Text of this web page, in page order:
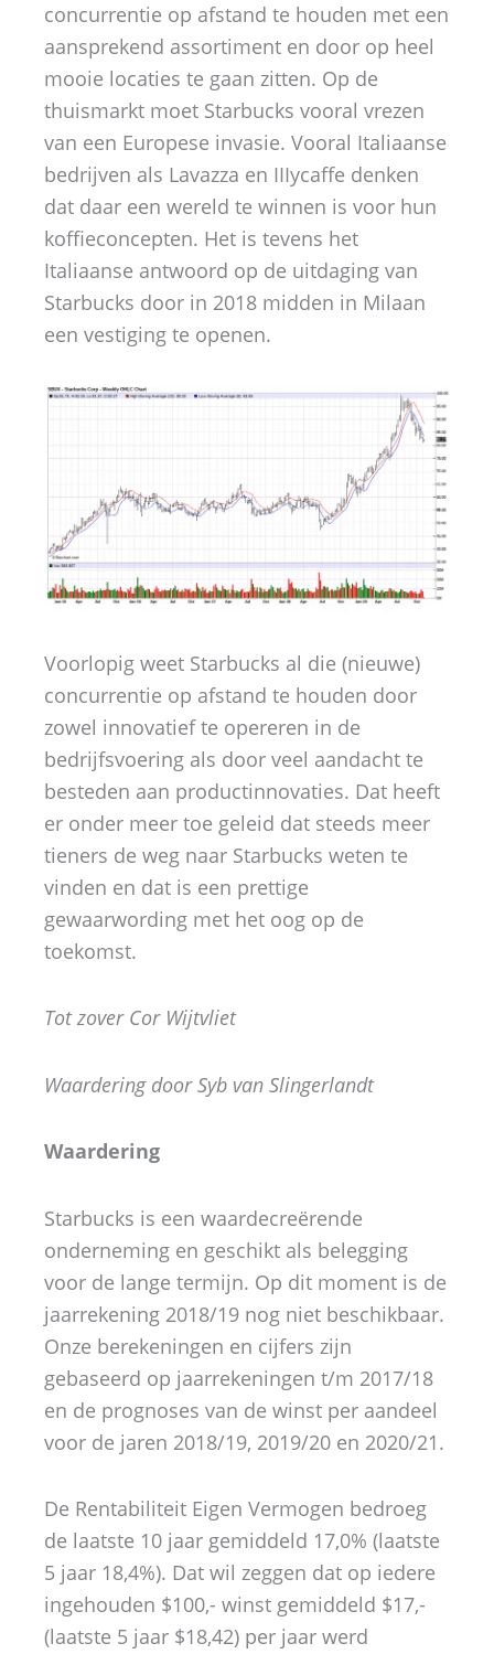
concurrentie op afstand te houden met een
aansprekend assortiment en door op heel
mooie locaties te gaan zitten. Op de
thuismarkt moet Starbucks vooral vrezen
van een Europese invasie. Vooral Italiaanse
bedrijven als Lavazza en IIIycaffe denken
dat daar een wereld te winnen is voor hun
koffieconcepten. Het is tevens het
Italiaanse antwoord op de uitdaging van
Starbucks door in 2018 midden in Milaan
een vestiging te openen.
Voorlopig weet Starbucks al die (nieuwe)
concurrentie op afstand te houden door
zowel innovatief te opereren in de
bedrijfsvoering als door veel aandacht te
besteden aan productinnovaties. Dat heeft
er onder meer toe geleid dat steeds meer
tieners de weg naar Starbucks weten te
vinden en dat is een prettige
gewaarwording met het oog op de
toekomst.
Tot zover Cor Wijtvliet
Waardering door Syb van Slingerlandt
Waardering
Starbucks is een waardecreërende
onderneming en geschikt als belegging
voor de lange termijn. Op dit moment is de
jaarrekening 2018/19 nog niet beschikbaar.
Onze berekeningen en cijfers zijn
gebaseerd op jaarrekeningen t/m 2017/18
en de prognoses van de winst per aandeel
voor de jaren 2018/19, 2019/20 en 2020/21.
De Rentabiliteit Eigen Vermogen bedroeg
de laatste 10 jaar gemiddeld 17,0% (laatste
5 jaar 18,4%). Dat wil zeggen dat op iedere
ingehouden $100,- winst gemiddeld $17,-
(laatste 5 jaar $18,42) per jaar werd